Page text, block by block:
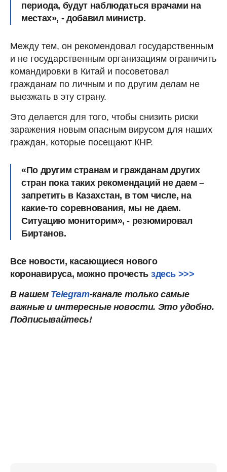
периода, будут наблюдаться врачами на
местах», - добавил министр.
Между тем, он рекомендовал государственным
и не государственным организациям ограничить
командировки в Китай и посоветовал
гражданам по личным и по другим делам не
выезжать в эту страну.
Это делается для того, чтобы снизить риски
заражения новым опасным вирусом для наших
граждан, которые посещают КНР.
«По другим странам и гражданам других
стран пока таких рекомендаций не даем –
запретить в Казахстан, в том числе, на
какие-то соревнования, мы не даем.
Ситуацию мониторим», - резюмировал
Биртанов.
Все новости, касающиеся нового
коронавируса, можно прочесть здесь >>>
В нашем Telegram-канале только самые
важные и интересные новости. Это удобно.
Подписывайтесь!